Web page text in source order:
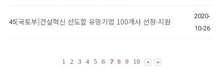
45[국토부]건설혁신 선도할 유망기업 100개사 선정·지원
2020-
10-26
1 2 3 4 5 6 7 8 9 10